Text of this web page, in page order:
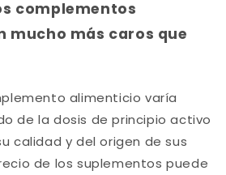
complementos
mucho más caros que
alimenticio varía
de la dosis de principio activo
calidad y del origen de sus
de los suplementos puede